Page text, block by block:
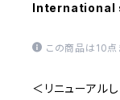
International
この商品は10点
＜リニューアル